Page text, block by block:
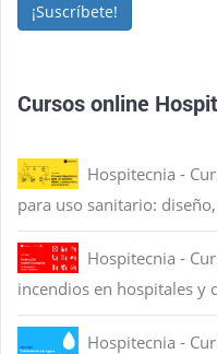
¡Suscríbete!
Cursos online
Hospitecnia -
para uso sanitario:
Hospitecnia -
incendios en hospitales y
Hospitecnia -